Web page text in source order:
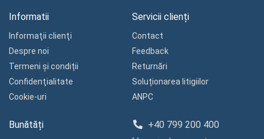
Informatii
Informaţii clienţi
Despre noi
Termeni și condiții
Confidenţialitate
Cookie-uri
Servicii clienți
Contact
Feedback
Returnări
Soluționarea litigiilor
ANPC
Bunătăți +40 799 200 400